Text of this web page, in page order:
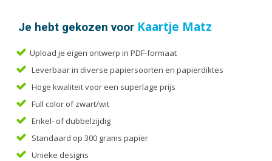
Kerstkaarten
Menukaarten
Mondkapjes
Notitieblokken
Je hebt gekozen voor Kaartje Matz
Upload je eigen ontwerp in PDF-formaat
Leverbaar in diverse papiersoorten en papierdiktes
Hoge kwaliteit voor een superlage prijs
Full color of zwart/wit
Enkel- of dubbelzijdig
Standaard op 300 grams papier
Unieke designs